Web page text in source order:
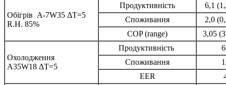
Обігрів A-7W35 ΔT=5
R.H. 85%
Продуктивність
6,1
Споживання
2,0
COP (range)
3,05
Охолодження
A35W18 ΔT=5
Продуктивність
Споживання
EER